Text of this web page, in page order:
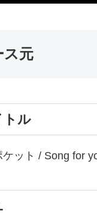
ス元
トル
ケット / Song for